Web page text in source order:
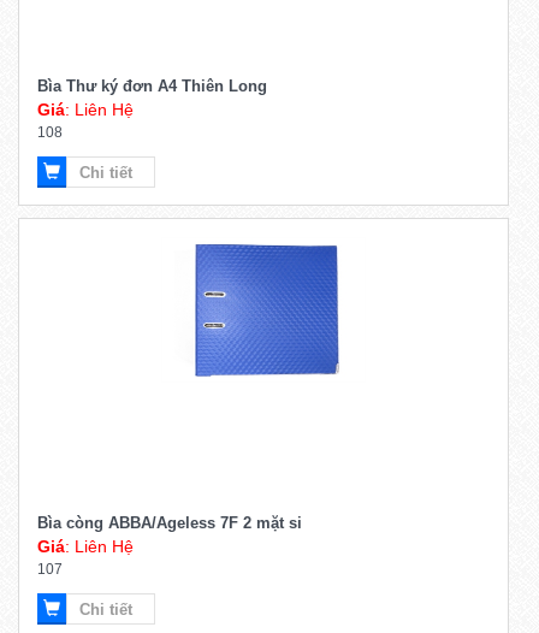
Bìa Thư ký đơn A4 Thiên Long
Giá: Liên Hệ
108
Chi tiết
Bìa còng ABBA/Ageless 7F 2 mặt si
Giá: Liên Hệ
107
Chi tiết